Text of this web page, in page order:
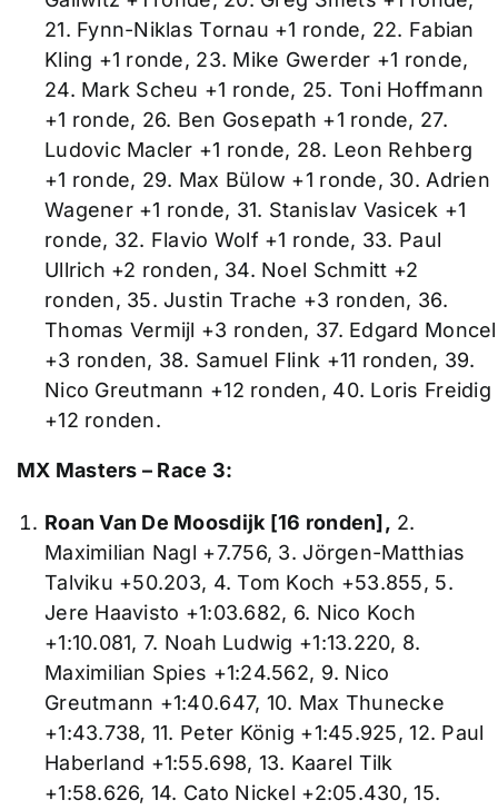
21. Fynn-Niklas Tornau +1 ronde, 22. Fabian
Kling +1 ronde, 23. Mike Gwerder +1 ronde,
24. Mark Scheu +1 ronde, 25. Toni Hoffmann
+1 ronde, 26. Ben Gosepath +1 ronde, 27.
Ludovic Macler +1 ronde, 28. Leon Rehberg
+1 ronde, 29. Max Bülow +1 ronde, 30. Adrien
Wagener +1 ronde, 31. Stanislav Vasicek +1
ronde, 32. Flavio Wolf +1 ronde, 33. Paul
Ullrich +2 ronden, 34. Noel Schmitt +2
ronden, 35. Justin Trache +3 ronden, 36.
Thomas Vermijl +3 ronden, 37. Edgard Moncel
+3 ronden, 38. Samuel Flink +11 ronden, 39.
Nico Greutmann +12 ronden, 40. Loris Freidig
+12 ronden.
MX Masters – Race 3:
Roan Van De Moosdijk [16 ronden], 2.
Maximilian Nagl +7.756, 3. Jörgen-Matthias
Talviku +50.203, 4. Tom Koch +53.855, 5.
Jere Haavisto +1:03.682, 6. Nico Koch
+1:10.081, 7. Noah Ludwig +1:13.220, 8.
Maximilian Spies +1:24.562, 9. Nico
Greutmann +1:40.647, 10. Max Thunecke
+1:43.738, 11. Peter König +1:45.925, 12. Paul
Haberland +1:55.698, 13. Kaarel Tilk
+1:58.626, 14. Cato Nickel +2:05.430, 15.